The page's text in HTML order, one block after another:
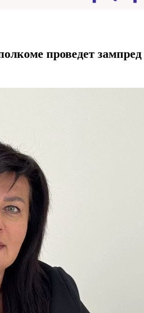
проведет